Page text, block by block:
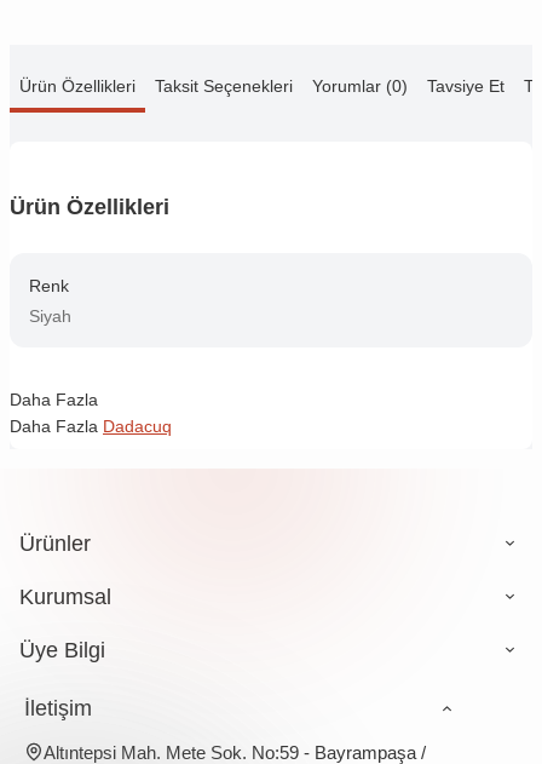
Ürün Özellikleri Taksit Seçenekleri Yorumlar (0) Tavsiye Et
Ürün Özellikleri
Renk
Siyah
Daha Fazla
Daha Fazla Dadacuq
Ürünler
Kurumsal
Üye Bilgi
İletişim
Altıntepsi Mah. Mete Sok. No:59 - Bayrampaşa /